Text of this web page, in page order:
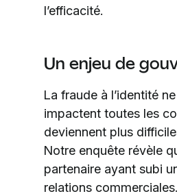
l’efficacité.
Un enjeu de
La fraude à l’identité
impactent toutes les
deviennent plus
Notre enquête révèle
partenaire ayant subi
relations commerciales.